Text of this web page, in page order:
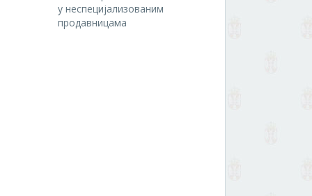
у неспецијализованим
продавницама